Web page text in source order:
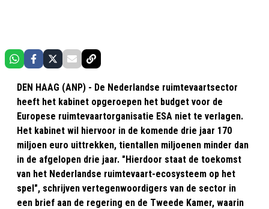
DEN HAAG (ANP) - De Nederlandse ruimtevaartsector
heeft het kabinet opgeroepen het budget voor de
Europese ruimtevaartorganisatie ESA niet te verlagen.
Het kabinet wil hiervoor in de komende drie jaar 170
miljoen euro uittrekken, tientallen miljoenen minder dan
in de afgelopen drie jaar. "Hierdoor staat de toekomst
van het Nederlandse ruimtevaart-ecosysteem op het
spel", schrijven vertegenwoordigers van de sector in
een brief aan de regering en de Tweede Kamer, waarin